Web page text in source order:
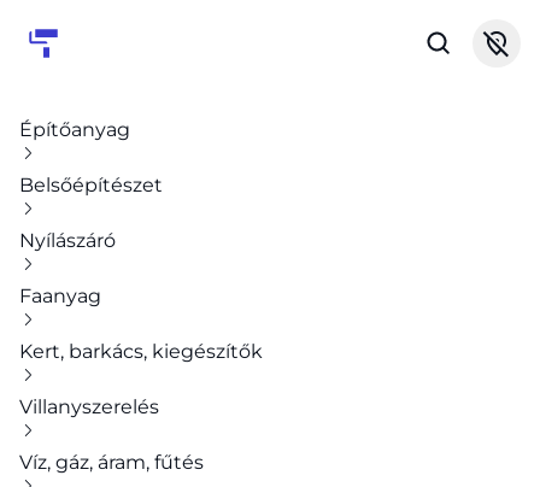
Építőanyag
Belsőépítészet
Nyílászáró
Faanyag
Kert, barkács, kiegészítők
Villanyszerelés
Víz, gáz, áram, fűtés